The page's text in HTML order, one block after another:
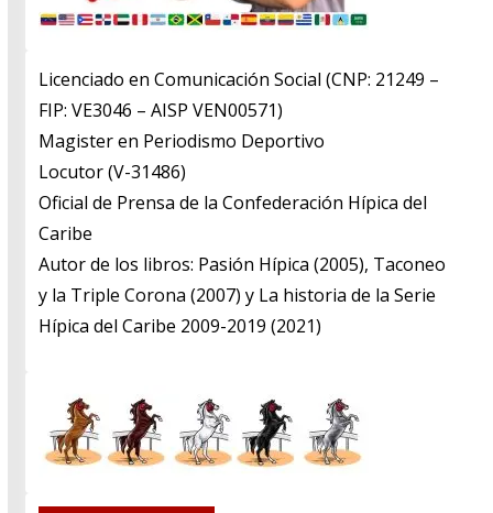
Licenciado en Comunicación Social (CNP: 21249 –
FIP: VE3046 – AISP VEN00571)
​Magister en Periodismo Deportivo
​Locutor (V-31486)
​Oficial de Prensa de la Confederación Hípica del
Caribe
​Autor de los libros: Pasión Hípica (2005), Taconeo
y la Triple Corona (2007) y La historia de la Serie
Hípica del Caribe 2009-2019 (2021)